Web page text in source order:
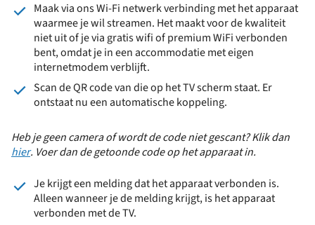
Maak via ons Wi-Fi netwerk verbinding met het apparaat
waarmee je wil streamen. Het maakt voor de kwaliteit
niet uit of je via gratis wifi of premium WiFi verbonden
bent, omdat je in een accommodatie met eigen
internetmodem verblijft.
Scan de QR code van die op het TV scherm staat. Er
ontstaat nu een automatische koppeling.
Heb je geen camera of wordt de code niet gescant? Klik dan
hier. Voer dan de getoonde code op het apparaat in.
Je krijgt een melding dat het apparaat verbonden is.
Alleen wanneer je de melding krijgt, is het apparaat
verbonden met de TV.